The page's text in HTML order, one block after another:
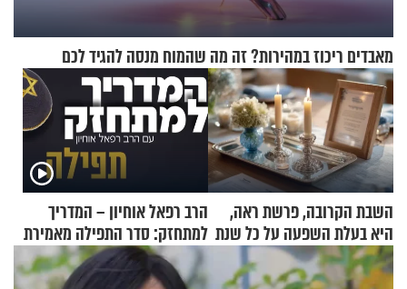
מאבדים ריכוז במהירות? זה מה שהמוח מנסה להגיד לכם
השבת הקרובה, פרשת ראה,
היא בעלת השפעה על כל שנת
תשפ"ז
הרב רפאל אוחיון – המדריך
למתחזק: סדר התפילה מאמירת
הקורבנות ועד קריאת שמע